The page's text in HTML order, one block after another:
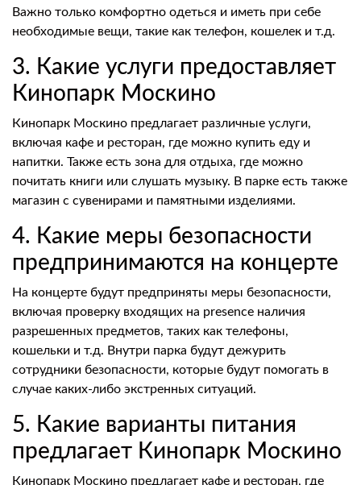
Важно только комфортно одеться и иметь при себе
необходимые вещи, такие как телефон, кошелек и т.д.
3. Какие услуги предоставляет
Кинопарк Москино
Кинопарк Москино предлагает различные услуги,
включая кафе и ресторан, где можно купить еду и
напитки. Также есть зона для отдыха, где можно
почитать книги или слушать музыку. В парке есть также
магазин с сувенирами и памятными изделиями.
4. Какие меры безопасности
предпринимаются на концерте
На концерте будут предприняты меры безопасности,
включая проверку входящих на presence наличия
разрешенных предметов, таких как телефоны,
кошельки и т.д. Внутри парка будут дежурить
сотрудники безопасности, которые будут помогать в
случае каких-либо экстренных ситуаций.
5. Какие варианты питания
предлагает Кинопарк Москино
Кинопарк Москино предлагает кафе и ресторан, где